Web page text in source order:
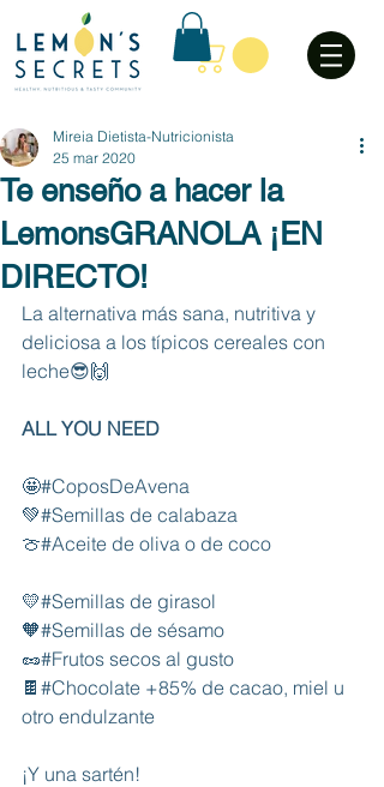
Te enseño a hacer la
LemonsGRANOLA ¡EN
DIRECTO!
Mireia Dietista-Nutricionista
25 mar 2020
La alternativa más sana, nutritiva y
deliciosa a los típicos cereales con
leche😎🙌
ALL YOU NEED
🤩#CoposDeAvena
💚#Semillas de calabaza
🍈#Aceite de oliva o de coco
💛#Semillas de girasol
🧡#Semillas de sésamo
🥜#Frutos secos al gusto
🍫 #Chocolate +85% de cacao, miel u
otro endulzante
¡Y una sartén!